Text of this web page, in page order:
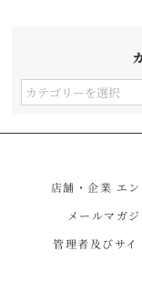
カ
店舗・企業 エ
メールマガ
管理者及びサイ